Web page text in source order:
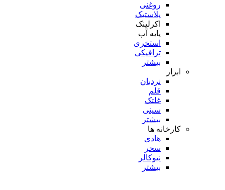
روغنی
پلاستیک
اکرلینک
پایه آب
استخری
ترافیکی
بیشتر
ابزار
نردبان
قلم
غلتک
سینی
بیشتر
کارخانه ها
هادی
سحر
نیوکالر
بیشتر